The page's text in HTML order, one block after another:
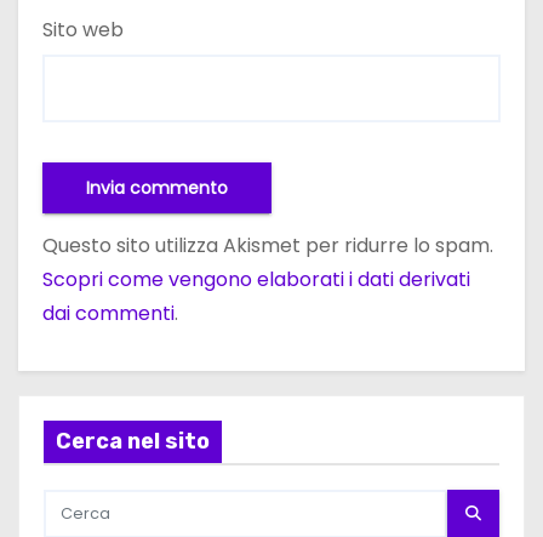
Sito web
Questo sito utilizza Akismet per ridurre lo spam.
Scopri come vengono elaborati i dati derivati
dai commenti.
Cerca nel sito